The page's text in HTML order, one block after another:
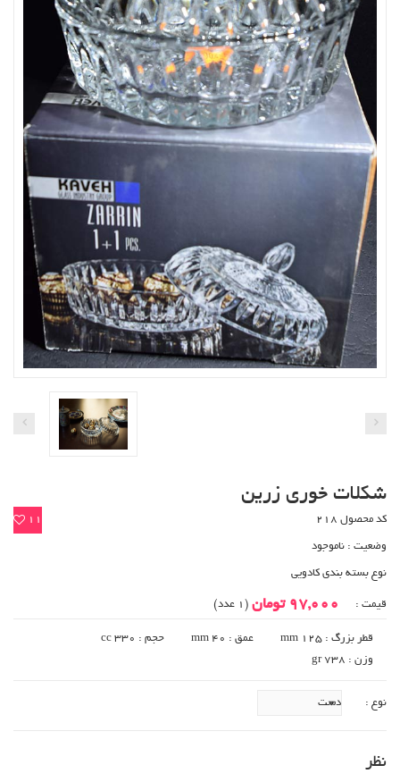
شکلات خوری زرین
11 کد محصول 218
وضعیت : ناموجود
نوع بسته بندی کادویی
قیمت : 97,000 تومان (1 عدد)
قطر بزرگ : 125 mm عمق : 40 mm
حجم : 330 cc
وزن : 738 gr
نوع :
نظر